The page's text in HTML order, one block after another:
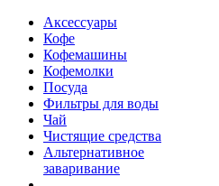
Аксессуары
Кофе
Кофемашины
Кофемолки
Посуда
Фильтры для воды
Чай
Чистящие средства
Альтернативное
заваривание